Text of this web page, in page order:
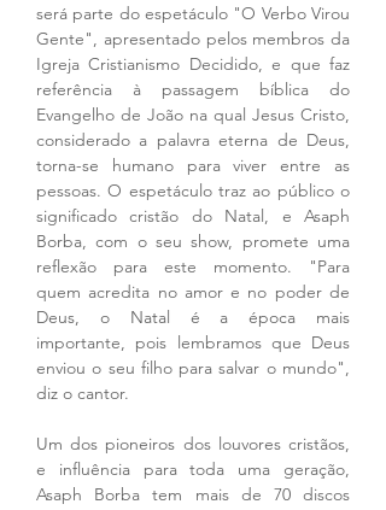
será parte do espetáculo "O Verbo Virou
Gente", apresentado pelos membros da
Igreja Cristianismo Decidido, e que faz
referência à passagem bíblica do
Evangelho de João na qual Jesus Cristo,
considerado a palavra eterna de Deus,
torna-se humano para viver entre as
pessoas. O espetáculo traz ao público o
significado cristão do Natal, e Asaph
Borba, com o seu show, promete uma
reflexão para este momento. "Para
quem acredita no amor e no poder de
Deus, o Natal é a época mais
importante, pois lembramos que Deus
enviou o seu filho para salvar o mundo",
diz o cantor.
Um dos pioneiros dos louvores cristãos,
e influência para toda uma geração,
Asaph Borba tem mais de 70 discos